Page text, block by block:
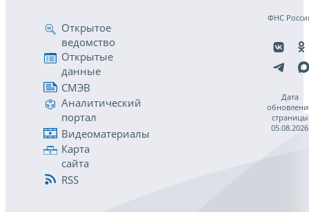
Открытое
ведомство
Открытые
данные
СМЭВ
Аналитический
портал
Видеоматериалы
Карта
сайта
RSS
ФНС
Дата
страницы
05.08.2026